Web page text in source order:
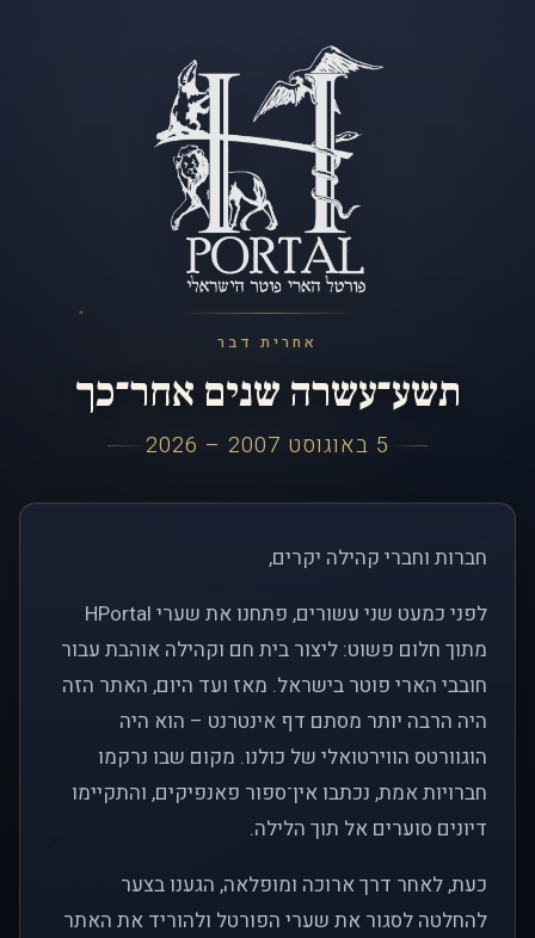
אחרית דבר
תשע־עשרה שנים אחר־כך
5 באוגוסט 2007 – 2026
חברות וחברי קהילה יקרים,
לפני כמעט שני עשורים, פתחנו את שערי HPortal
מתוך חלום פשוט: ליצור בית חם וקהילה אוהבת עבור
חובבי הארי פוטר בישראל. מאז ועד היום, האתר הזה
היה הרבה יותר מסתם דף אינטרנט – הוא היה
הוגוורטס הווירטואלי של כולנו. מקום שבו נרקמו
חברויות אמת, נכתבו אין־ספור פאנפיקים, והתקיימו
דיונים סוערים אל תוך הלילה.
כעת, לאחר דרך ארוכה ומופלאה, הגענו בצער
להחלטה לסגור את שערי הפורטל ולהוריד את האתר